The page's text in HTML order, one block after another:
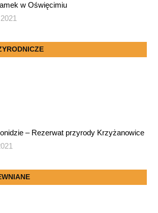
w Oświęcimiu
– Rezerwat przyrody Krzyżanowice